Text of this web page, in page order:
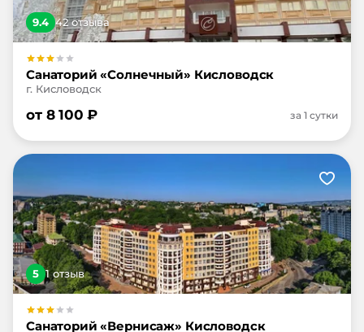
9.4 42отзыва
Санаторий «Солнечный» Кисловодск
г. Кисловодск
от 8 100 ₽ за 1 сутки
5 1отзыв
Санаторий «Вернисаж» Кисловодск